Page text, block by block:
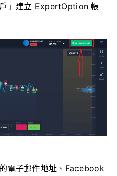
」建立 ExpertOption 帳
電子郵件地址、Facebook